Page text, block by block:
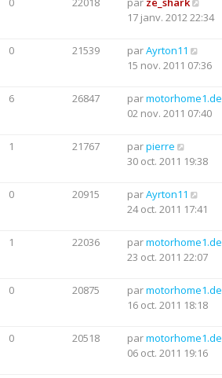
17 janv. 2012 22:34
0 21539 parAyrton11
15 nov. 2011 07:36
6 26847 parmotorhome1.de
02 nov. 2011 07:40
1 21767 parpierre
30 oct. 2011 19:38
0 20915 parAyrton11
24 oct. 2011 17:41
1 22036 parmotorhome1.de
23 oct. 2011 22:07
0 20875 parmotorhome1.de
16 oct. 2011 18:18
0 20518 parmotorhome1.de
06 oct. 2011 19:16